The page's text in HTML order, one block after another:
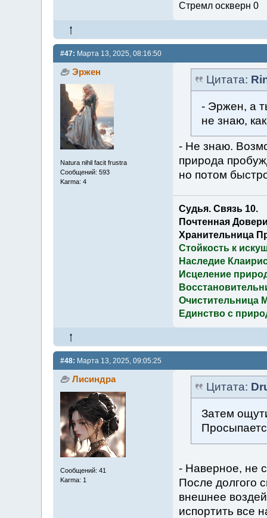
Стремл оскверн 0
#47: Марта 13, 2025, 08:16:50
Эржен
Natura nihil facit frustra
Сообщений: 593
Karma: 4
Цитата:
- Эржен, а
не знаю,
- Не знаю.
природа
но потом
Судья. Связь 10.
Почтенная
Хранительница
Стойкость к
Наследие
Исцеление
Очистительница
Единство с
#48: Марта 13, 2025, 09:05:25
Лисиндра
Сообщений: 41
Karma: 1
Цитата:
Затем
- Наверное, не
После долгого
внешнее
испортить все